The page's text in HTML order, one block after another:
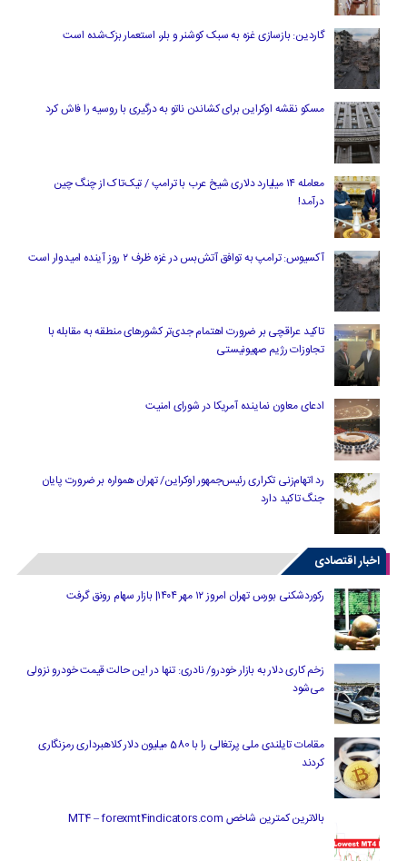
گاردین: بازسازی غزه به سبک کوشنر و بلر، استعمار بزک‌شده است
مسکو نقشه اوکراین برای کشاندن ناتو به درگیری با روسیه را فاش کرد
معامله ۱۴ میلیارد دلاری شیخ عرب با ترامپ / تیک‌تاک از چنگ چین
درآمد!
آکسیوس: ترامپ به توافق آتش‌بس در غزه ظرف ۲ روز آینده امیدوار است
تاکید عراقچی بر ضرورت اهتمام جدی‌تر کشورهای منطقه به مقابله با
تجاوزات رژیم صهیونیستی
ادعای معاون نماینده آمریکا در شورای امنیت
رد اتهام‌زنی تکراری رئیس‌جمهور اوکراین/ تهران همواره بر ضرورت پایان
جنگ تاکید دارد
اخبار اقتصادی
رکوردشکنی بورس تهران امروز ۱۲ مهر ۱۴۰۴| بازار سهام رونق گرفت
زخم کاری دلار به بازار خودرو/ نادری: تنها در این حالت قیمت خودرو نزولی
می‌شود
مقامات تایلندی ملی پرتغالی را با 580 میلیون دلار کلاهبرداری رمزنگاری
کردند
بالاترین کمترین شاخص MT4 – forexmt4indicators.com